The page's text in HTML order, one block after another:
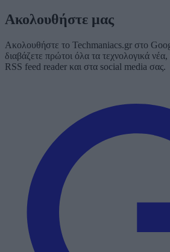
Ακολουθήστε μας
Ακολουθήστε το Techmaniacs.gr στο
διαβάζετε πρώτοι όλα τα τεχνολογικά
RSS feed reader και στα social media σας.